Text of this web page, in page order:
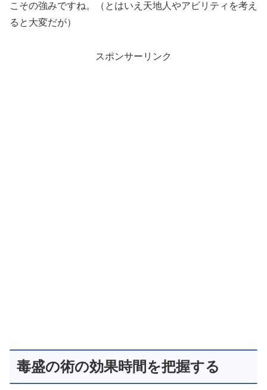
こその強みですね。（とはいえ天地人やアビリティを考え
ると大変だが）
スポンサーリンク
毒盛の術の効果時間を把握する